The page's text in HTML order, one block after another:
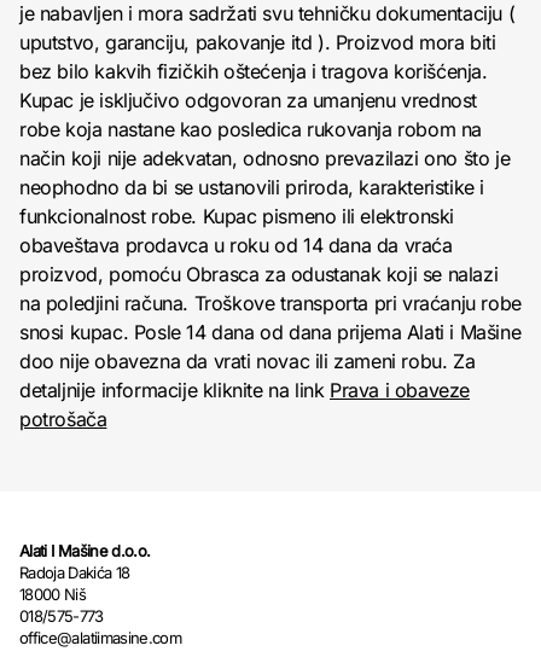
je nabavljen i mora sadržati svu tehničku dokumentaciju (
uputstvo, garanciju, pakovanje itd ). Proizvod mora biti
bez bilo kakvih fizičkih oštećenja i tragova korišćenja.
Kupac je isključivo odgovoran za umanjenu vrednost
robe koja nastane kao posledica rukovanja robom na
način koji nije adekvatan, odnosno prevazilazi ono što je
neophodno da bi se ustanovili priroda, karakteristike i
funkcionalnost robe. Kupac pismeno ili elektronski
obaveštava prodavca u roku od 14 dana da vraća
proizvod, pomoću Obrasca za odustanak koji se nalazi
na poledjini računa. Troškove transporta pri vraćanju robe
snosi kupac. Posle 14 dana od dana prijema Alati i Mašine
doo nije obavezna da vrati novac ili zameni robu. Za
detaljnije informacije kliknite na link Prava i obaveze
potrošača
Alati I Mašine d.o.o.
Radoja Dakića 18
18000 Niš
018/575-773
office@alatiimasine.com